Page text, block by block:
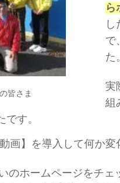
皆さま
ら
し
で
た。
実
組
す。
画】を導入して何か変
のホームページをチ